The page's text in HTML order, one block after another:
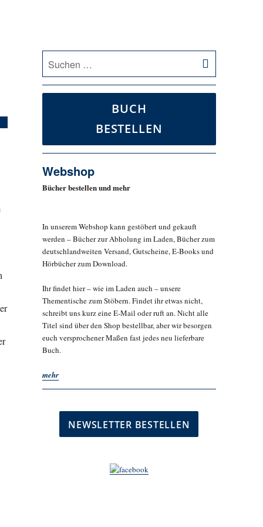
nach:
BUCH
BESTELLEN
Webshop
Bücher bestellen und mehr
In unserem Webshop kann gestöbert und gekauft
werden – Bücher zur Abholung im Laden, Bücher zum
deutschlandweiten Versand, Gutscheine, E-Books und
Hörbücher zum Download.
Ihr findet hier – wie im Laden auch – unsere
Thementische zum Stöbern. Findet ihr etwas nicht,
schreibt uns kurz eine E-Mail oder ruft an. Nicht alle
Titel sind über den Shop bestellbar, aber wir besorgen
euch versprochener Maßen fast jedes neu lieferbare
Buch.
mehr